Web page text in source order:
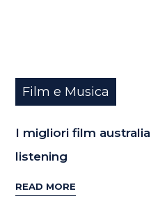
Film e Musica
I migliori film
listening
READ MORE